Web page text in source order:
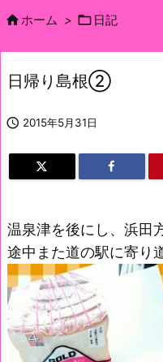
ホーム >  日記
日帰り島根②
 2015年5月31日
温泉津を後にし、浜田
途中また道の駅に寄り